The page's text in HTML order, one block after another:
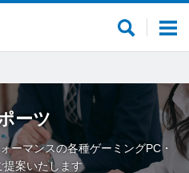
メ
ー
サ
内
ーツ
ーマンスの各種ゲーミングPC・
提案いたします